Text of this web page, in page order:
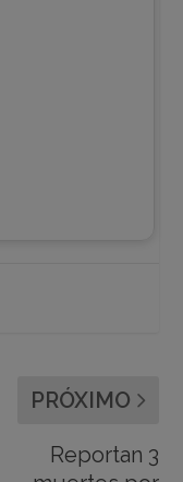
PRÓXIMO
Reportan 3